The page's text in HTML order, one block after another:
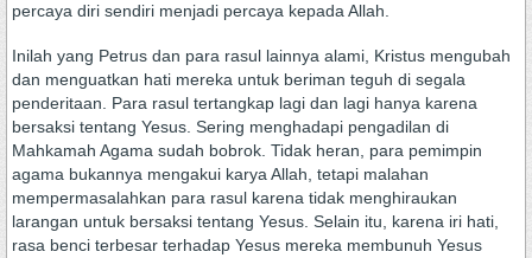
percaya diri sendiri menjadi percaya kepada Allah.
Inilah yang Petrus dan para rasul lainnya alami, Kristus mengubah
dan menguatkan hati mereka untuk beriman teguh di segala
penderitaan. Para rasul tertangkap lagi dan lagi hanya karena
bersaksi tentang Yesus. Sering menghadapi pengadilan di
Mahkamah Agama sudah bobrok. Tidak heran, para pemimpin
agama bukannya mengakui karya Allah, tetapi malahan
mempermasalahkan para rasul karena tidak menghiraukan
larangan untuk bersaksi tentang Yesus. Selain itu, karena iri hati,
rasa benci terbesar terhadap Yesus mereka membunuh Yesus